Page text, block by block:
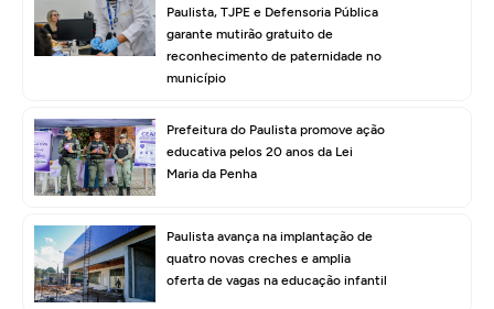
Paulista, TJPE e Defensoria Pública
garante mutirão gratuito de
reconhecimento de paternidade no
município
Prefeitura do Paulista promove ação
educativa pelos 20 anos da Lei
Maria da Penha
Paulista avança na implantação de
quatro novas creches e amplia
oferta de vagas na educação infantil